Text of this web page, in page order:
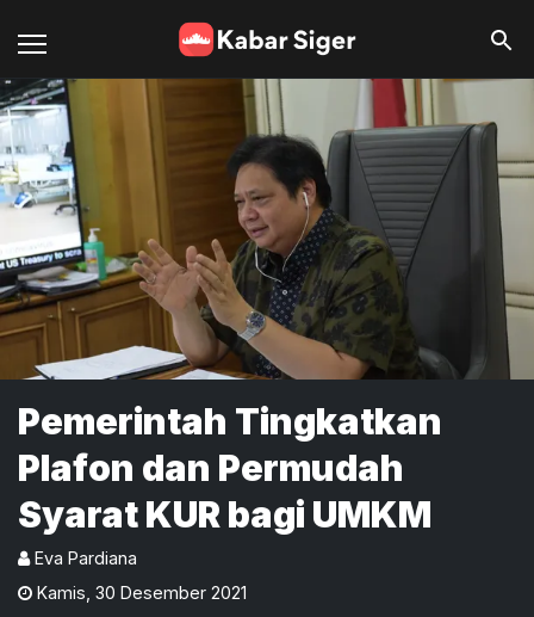
Pemerintah Tingkatkan
Plafon dan Permudah
Syarat KUR bagi UMKM
Eva Pardiana
Kamis 30 Desember 2021